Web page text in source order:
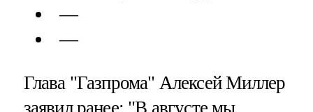
Глава "Газпрома" Алексей Миллер
заявил ранее: "В августе мы